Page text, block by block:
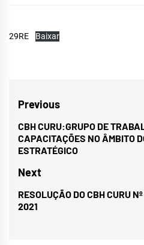
29RE Baixar
Navegação
de
Post
Previous
Previous
post:
CBH CURU:GRUPO DE
CAPACITAÇÕES NO ÂMBITO
ESTRATÉGICO
Next
Next
post:
RESOLUÇÃO DO CBH CURU
2021